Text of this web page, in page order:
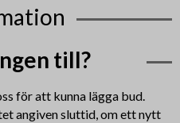
till?
för att kunna lägga bud.
angiven sluttid, om ett nytt